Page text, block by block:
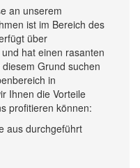
an unserem
ist im Bereich des
über
hat einen rasanten
Grund suchen
in
Ihnen die Vorteile
profitieren können:
aus durchgeführt